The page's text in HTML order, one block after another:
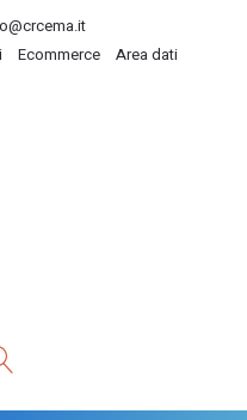
Ecommerce
Area dati